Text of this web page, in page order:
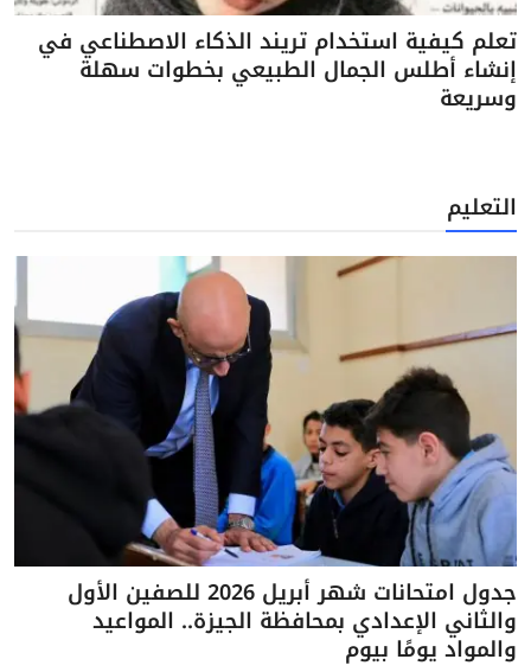
تعلم كيفية استخدام تريند الذكاء الاصطناعي في
إنشاء أطلس الجمال الطبيعي بخطوات سهلة
وسريعة
التعليم
جدول امتحانات شهر أبريل 2026 للصفين الأول
والثاني الإعدادي بمحافظة الجيزة.. المواعيد
والمواد يومًا بيوم